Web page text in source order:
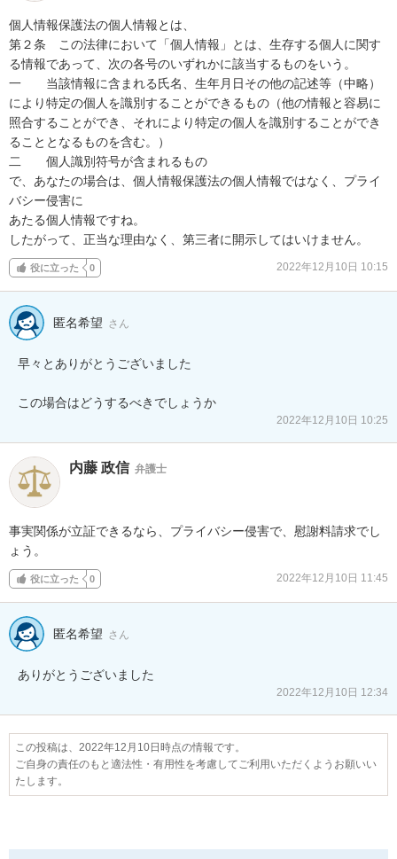
個人情報保護法の個人情報とは、
第２条　この法律において「個人情報」とは、生存する個人に関す
る情報であって、次の各号のいずれかに該当するものをいう。
一　　当該情報に含まれる氏名、生年月日その他の記述等（中略）
により特定の個人を識別することができるもの（他の情報と容易に
照合することができ、それにより特定の個人を識別することができ
ることとなるものを含む。）
二　　個人識別符号が含まれるもの
で、あなたの場合は、個人情報保護法の個人情報ではなく、プライ
バシー侵害に
あたる個人情報ですね。
したがって、正当な理由なく、第三者に開示してはいけません。
役に立った 0 2022年12月10日 10:15
匿名希望 さん
早々とありがとうございました
この場合はどうするべきでしょうか
2022年12月10日 10:25
内藤 政信 弁護士
事実関係が立証できるなら、プライバシー侵害で、慰謝料請求でし
ょう。
役に立った 0 2022年12月10日 11:45
匿名希望 さん
2022年12月10日 12:34
この投稿は、2022年12月10日時点の情報です。
ご自身の責任のもと適法性・有用性を考慮してご利用いただくようお願いい
たします。